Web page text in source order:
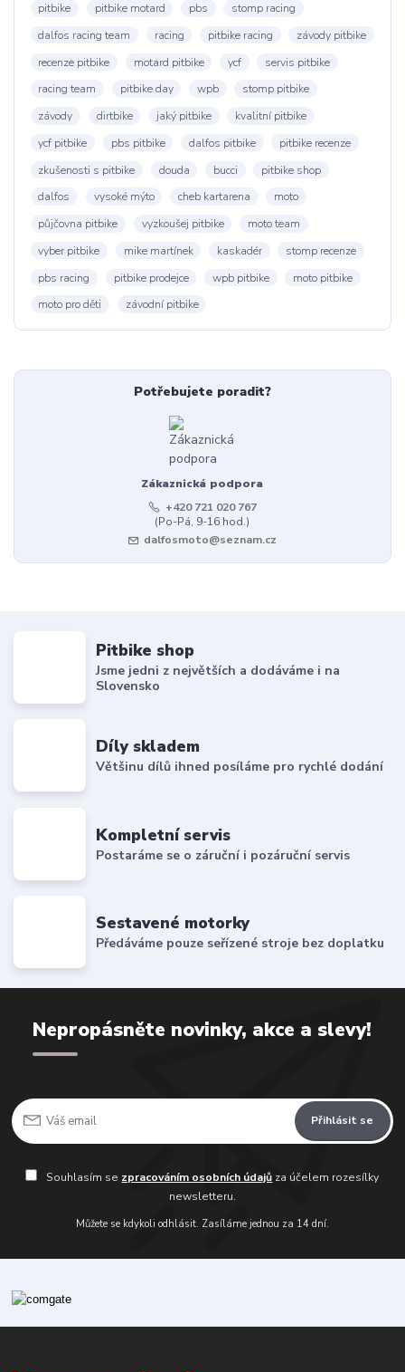
pitbike pitbike motard pbs
stomp racing
dalfos racing team
racing pitbike racing
závody pitbike
recenze pitbike
motard pitbike ycf
servis pitbike
racing team
pitbike day wpb
stomp pitbike
závody
dirtbike jaký pitbike
kvalitní pitbike
ycf pitbike
pbs pitbike dalfos pitbike
pitbike recenze
zkušenosti s pitbike
douda bucci
pitbike shop
dalfos
vysoké mýto cheb kartarena
moto
půjčovna pitbike
vyzkoušej pitbike
moto team
vyber pitbike
mike martínek kaskadér
stomp recenze
pbs racing
pitbike prodejce wpb pitbike
moto pitbike
moto pro děti
závodní pitbike
Potřebujete poradit?
Zákaznická podpora
+420 721 020 767
(Po-Pá, 9-16 hod.)
dalfosmoto@seznam.cz
Pitbike shop
Jsme jedni z největších a dodáváme i na
Slovensko
Díly skladem
Většinu dílů ihned posíláme pro rychlé dodání
Kompletní servis
Postaráme se o záruční i pozáruční servis
Sestavené motorky
Předáváme pouze seřízené stroje bez doplatku
Nepropásněte novinky, akce a slevy!
Přihlásit se
Souhlasím se zpracováním osobních údajů za účelem rozesílky
newsletteru.
Můžete se kdykoli odhlásit. Zasíláme jednou za 14 dní.